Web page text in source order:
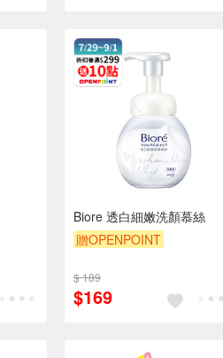
Biore 透白細嫩洗顏慕絲
贈OPENPOINT
贈$200
$ 189
$169